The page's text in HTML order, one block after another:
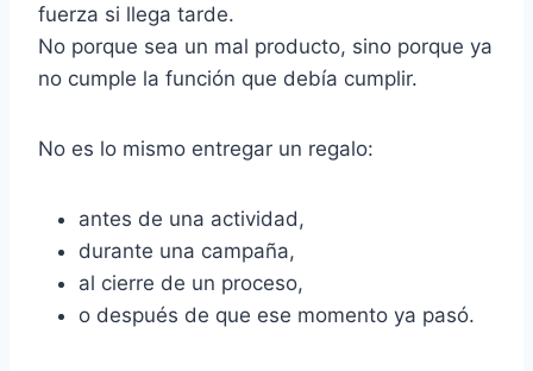
fuerza si llega tarde.
No porque sea un mal producto, sino porque ya
no cumple la función que debía cumplir.
No es lo mismo entregar un regalo:
antes de una actividad,
durante una campaña,
al cierre de un proceso,
o después de que ese momento ya pasó.